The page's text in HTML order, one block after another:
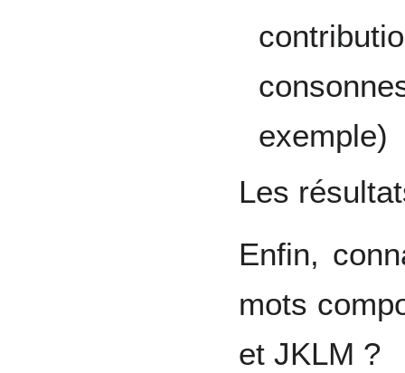
exemple)
Les
Enfin,
mots
et JKLM ?